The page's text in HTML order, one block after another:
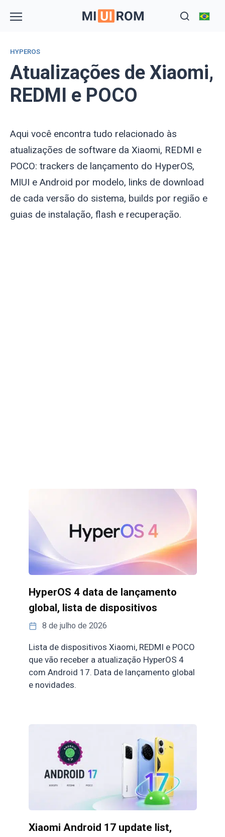
HYPEROS
Atualizações de Xiaomi,
REDMI e POCO
Aqui você encontra tudo relacionado às
atualizações de software da Xiaomi, REDMI e
POCO: trackers de lançamento do HyperOS,
MIUI e Android por modelo, links de download
de cada versão do sistema, builds por região e
guias de instalação, flash e recuperação.
HyperOS 4 data de lançamento
global, lista de dispositivos
8 de julho de 2026
Lista de dispositivos Xiaomi, REDMI e POCO
que vão receber a atualização HyperOS 4
com Android 17. Data de lançamento global
e novidades.
Xiaomi Android 17 update list,